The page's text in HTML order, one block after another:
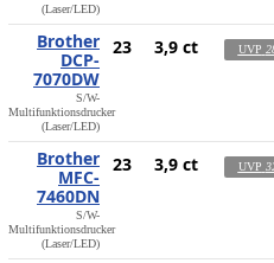
(Laser/LED)
Brother
DCP-
7070DW
S/W-
Multifunktionsdrucker
(Laser/LED)
23 3,9 ct UVP
Brother
MFC-
7460DN
S/W-
Multifunktionsdrucker
(Laser/LED)
23 3,9 ct UVP